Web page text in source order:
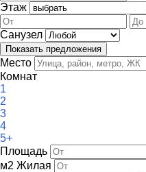
Этаж
Санузел
Место
Комнат
1
2
3
4
5+
Площадь
м2 Жилая